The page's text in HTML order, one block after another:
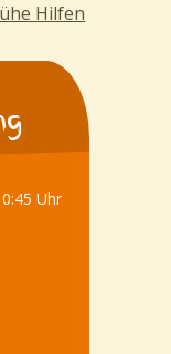
Hilfen
Uhr